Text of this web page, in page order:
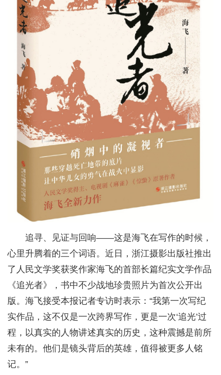
追寻、见证与回响——这是海飞在写作的时候，
心里升腾着的三个词语。近日，浙江摄影出版社推出
了人民文学奖获奖作家海飞的首部长篇纪实文学作品
《追光者》，书中不少战地珍贵照片为首次公开出
版。海飞接受本报记者专访时表示：“我第一次写纪
实作品，这不仅是一次跨界写作，更是一次‘追光’过
程，以真实的人物讲述真实的历史，这种震撼是前所
未有的。他们是镜头背后的英雄，值得被更多人铭
记。”